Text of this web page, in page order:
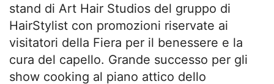
stand di Art Hair Studios del gruppo di
HairStylist con promozioni riservate ai
visitatori della Fiera per il benessere e la
cura del capello. Grande successo per gli
show cooking al piano attico dello